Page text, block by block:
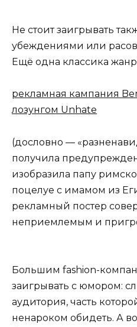
Не стоит заигрывать
убеждениями или
Ещё одна классика
рекламная кампания
лозунгом Unhate
(дословно —
получила
изобразила папу
поцелуе с имамом из
рекламный постер
неприемлемым и
Большим fashion-
заигрывать с юмором:
аудитория, часть
ненароком обидеть. А